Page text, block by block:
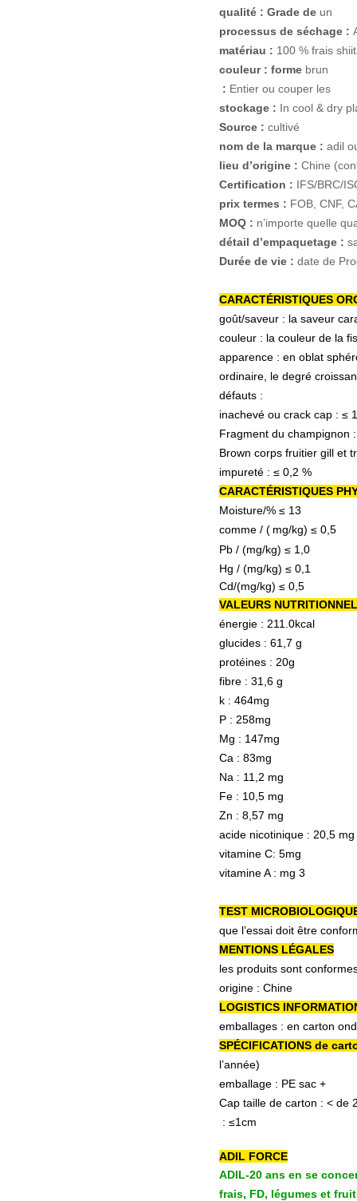
qualité : Grade de un
processus de séchage :
matériau : 100 % frais
couleur : forme brun
: Entier ou couper les
stockage : In cool & dry
Source : cultivé
nom de la marque : adil
lieu d’origine : Chine
Certification : IFS/BRC/
prix termes : FOB, CNF,
MOQ : n’importe quelle
détail d’empaquetage :
Durée de vie : date de
CARACTÉRISTIQUES
goût/saveur : la saveur
couleur : la couleur de la
apparence : en oblat
ordinaire, le degré
défauts :
inachevé ou crack cap : ≤
Fragment du champignon
Brown corps fruitier gill et
impureté : ≤ 0,2 %
CARACTÉRISTIQUES
Moisture/% ≤ 13
comme / ( mg/kg) ≤ 0,5
Pb / (mg/kg) ≤ 1,0
Hg / (mg/kg) ≤ 0,1
Cd/(mg/kg) ≤ 0,5
VALEURS
énergie : 211.0kcal
glucides : 61,7 g
protéines : 20g
fibre : 31,6 g
k : 464mg
P : 258mg
Mg : 147mg
Ca : 83mg
Na : 11,2 mg
Fe : 10,5 mg
Zn : 8,57 mg
acide nicotinique : 20,5 mg
vitamine C: 5mg
vitamine A : mg 3
TEST
que l’essai doit être
MENTIONS LÉGALES
les produits sont
origine : Chine
LOGISTICS
emballages : en carton
SPÉCIFICATIONS de
l’année)
emballage : PE sac +
Cap taille de carton : < de
: ≤1cm
ADIL FORCE
ADIL-20 ans en se
frais, FD, légumes et